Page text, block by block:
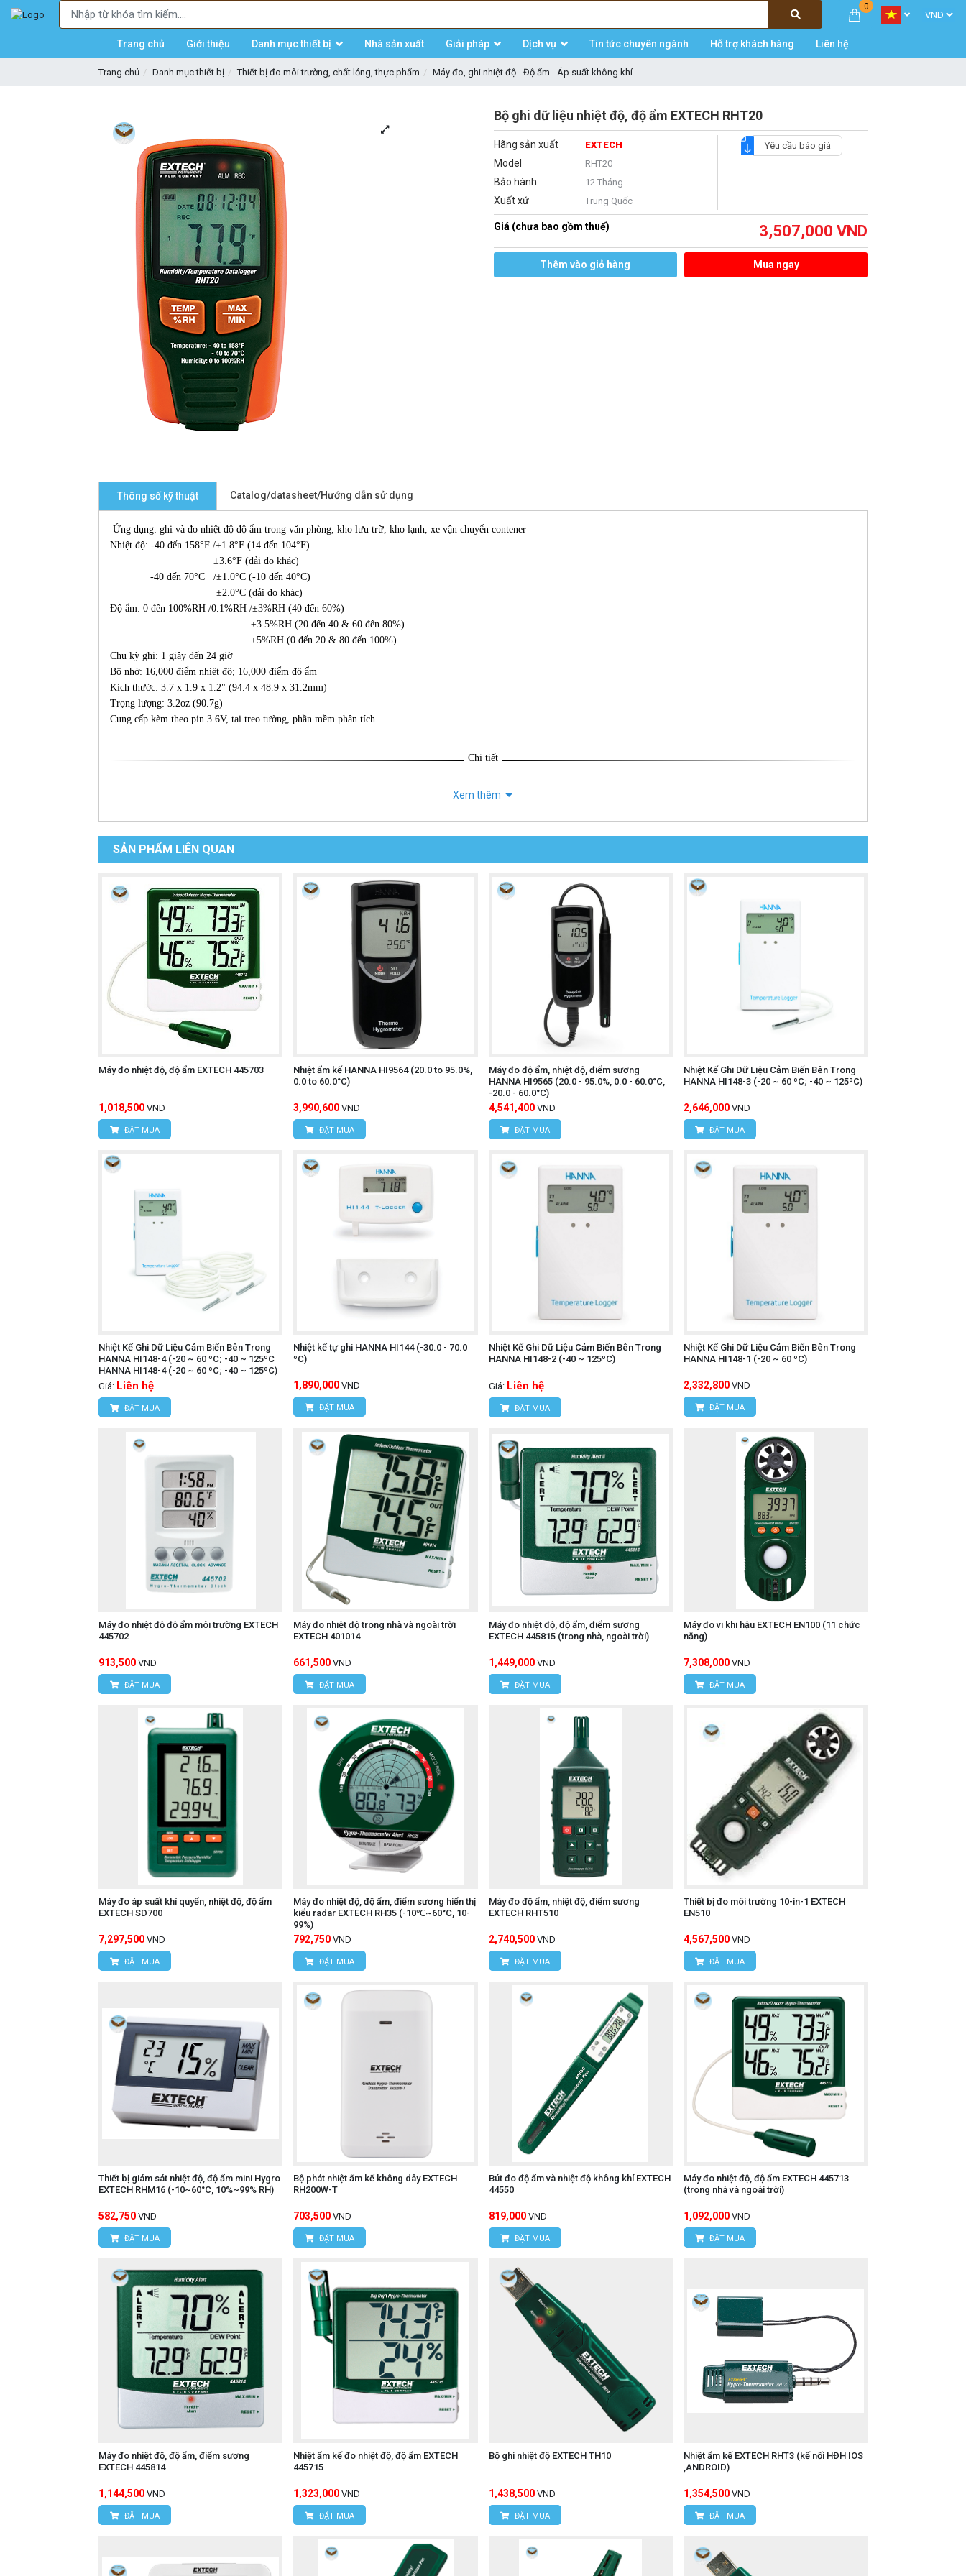
0
Trang chủ Giới thiệu Danh mục thiết bị Nhà sản xuất Giải pháp Dịch vụ Tin tức chuyên ngành Hỗ trợ khách hàng Liên hệ
Trang chủ Danh mục thiết bị Thiết bị đo môi trường, chất lỏng, thực phẩm Máy đo, ghi nhiệt độ - Độ ẩm - Áp suất không khí
Bộ ghi dữ liệu nhiệt độ, độ ẩm EXTECH RHT20
Hãng sản xuất EXTECH
Model RHT20
Bảo hành 12 Tháng
Xuất xứ Trung Quốc
Yêu cầu báo giá
Giá (chưa bao gồm thuế) 3,507,000 VND
Thêm vào giỏ hàng Mua ngay
Thông số kỹ thuật Catalog/datasheet/Hướng dẫn sử dụng
Ứng dụng: ghi và đo nhiệt độ độ ẩm trong văn phòng, kho lưu trữ, kho lạnh, xe vận chuyển contener
Nhiệt độ: -40 đến 158°F /±1.8°F (14 đến 104°F)
±3.6°F (dải đo khác)
-40 đến 70°C /±1.0°C (-10 đến 40°C)
±2.0°C (dải đo khác)
Độ ẩm: 0 đến 100%RH /0.1%RH /±3%RH (40 đến 60%)
±3.5%RH (20 đến 40 & 60 đến 80%)
±5%RH (0 đến 20 & 80 đến 100%)
Chu kỳ ghi: 1 giây đến 24 giờ
Bộ nhớ: 16,000 điểm nhiệt độ; 16,000 điểm độ ẩm
Kích thước: 3.7 x 1.9 x 1.2" (94.4 x 48.9 x 31.2mm)
Trọng lượng: 3.2oz (90.7g)
Cung cấp kèm theo pin 3.6V, tai treo tường, phần mềm phân tích
Chi tiết
Xem thêm
SẢN PHẨM LIÊN QUAN
Máy đo nhiệt độ, độ ẩm EXTECH 445703
1,018,500 VND
ĐẶT MUA
Nhiệt ẩm kế HANNA HI9564 (20.0 to 95.0%,
0.0 to 60.0°C)
3,990,600 VND
ĐẶT MUA
Máy đo độ ẩm, nhiệt độ, điểm sương
HANNA HI9565 (20.0 - 95.0%, 0.0 - 60.0°C,
-20.0 - 60.0°C)
4,541,400 VND
ĐẶT MUA
Nhiệt Kế Ghi Dữ Liệu Cảm Biến Bên Trong
HANNA HI148-3 (-20 ~ 60 ºC; -40 ~ 125ºC)
2,646,000 VND
ĐẶT MUA
Nhiệt Kế Ghi Dữ Liệu Cảm Biến Bên Trong
HANNA HI148-4 (-20 ~ 60 ºC; -40 ~ 125ºC
HANNA HI148-4 (-20 ~ 60 ºC; -40 ~ 125ºC)
Giá: Liên hệ
ĐẶT MUA
Nhiệt kế tự ghi HANNA HI144 (-30.0 - 70.0
ºC)
1,890,000 VND
ĐẶT MUA
Nhiệt Kế Ghi Dữ Liệu Cảm Biến Bên Trong
HANNA HI148-2 (-40 ~ 125ºC)
Giá: Liên hệ
ĐẶT MUA
Nhiệt Kế Ghi Dữ Liệu Cảm Biến Bên Trong
HANNA HI148-1 (-20 ~ 60 ºC)
2,332,800 VND
ĐẶT MUA
Máy đo nhiệt độ độ ẩm môi trường EXTECH
445702
913,500 VND
ĐẶT MUA
Máy đo nhiệt độ trong nhà và ngoài trời
EXTECH 401014
661,500 VND
ĐẶT MUA
Máy đo nhiệt độ, độ ẩm, điểm sương
EXTECH 445815 (trong nhà, ngoài trời)
1,449,000 VND
ĐẶT MUA
Máy đo vi khi hậu EXTECH EN100 (11 chức
năng)
7,308,000 VND
ĐẶT MUA
Máy đo áp suất khí quyển, nhiệt độ, độ ẩm
EXTECH SD700
7,297,500 VND
ĐẶT MUA
Máy đo nhiệt độ, độ ẩm, điểm sương hiển thị
kiểu radar EXTECH RH35 (-10℃~60°C, 10-
99%)
792,750 VND
ĐẶT MUA
Máy đo độ ẩm, nhiệt độ, điểm sương
EXTECH RHT510
2,740,500 VND
ĐẶT MUA
Thiết bị đo môi trường 10-in-1 EXTECH
EN510
4,567,500 VND
ĐẶT MUA
Thiết bị giám sát nhiệt độ, độ ẩm mini Hygro
EXTECH RHM16 (-10~60°C, 10%~99% RH)
582,750 VND
ĐẶT MUA
Bộ phát nhiệt ẩm kế không dây EXTECH
RH200W-T
703,500 VND
ĐẶT MUA
Bút đo độ ẩm và nhiệt độ không khí EXTECH
44550
819,000 VND
ĐẶT MUA
Máy đo nhiệt độ, độ ẩm EXTECH 445713
(trong nhà và ngoài trời)
1,092,000 VND
ĐẶT MUA
Máy đo nhiệt độ, độ ẩm, điểm sương
EXTECH 445814
1,144,500 VND
ĐẶT MUA
Nhiệt ẩm kế đo nhiệt độ, độ ẩm EXTECH
445715
1,323,000 VND
ĐẶT MUA
Bộ ghi nhiệt độ EXTECH TH10
1,438,500 VND
ĐẶT MUA
Nhiệt ẩm kế EXTECH RHT3 (kế nối HĐH IOS
,ANDROID)
1,354,500 VND
ĐẶT MUA